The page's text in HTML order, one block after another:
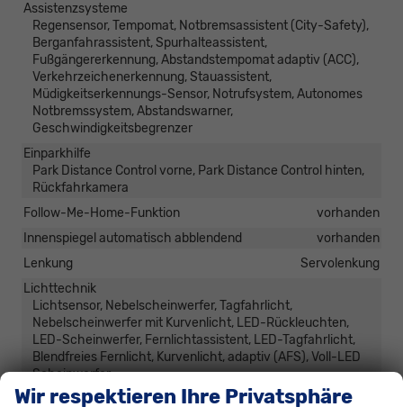
Assistenzsysteme
Regensensor, Tempomat, Notbremsassistent (City-Safety),
Berganfahrassistent, Spurhalteassistent,
Fußgängererkennung, Abstandstempomat adaptiv (ACC),
Verkehrzeichenerkennung, Stauassistent,
Müdigkeitserkennungs-Sensor, Notrufsystem, Autonomes
Notbremssystem, Abstandswarner,
Geschwindigkeitsbegrenzer
Einparkhilfe
Park Distance Control vorne, Park Distance Control hinten,
Rückfahrkamera
Follow-Me-Home-Funktion
vorhanden
Innenspiegel automatisch abblendend
vorhanden
Lenkung
Servolenkung
Lichttechnik
Lichtsensor, Nebelscheinwerfer, Tagfahrlicht,
Nebelscheinwerfer mit Kurvenlicht, LED-Rückleuchten,
LED-Scheinwerfer, Fernlichtassistent, LED-Tagfahrlicht,
Blendfreies Fernlicht, Kurvenlicht, adaptiv (AFS), Voll-LED
Scheinwerfer
Pannenhilfe
Notrad
Wir respektieren Ihre Privatsphäre